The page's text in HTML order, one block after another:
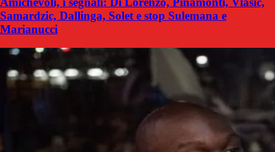
Samardzic, Dallinga, Solet e stop Sulemana e
Marianucci